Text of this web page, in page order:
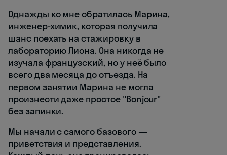
Однажды ко мне обратилась Марина,
инженер-химик, которая получила
шанс поехать на стажировку в
лабораторию Лиона. Она никогда не
изучала французский, но у неё было
всего два месяца до отъезда. На
первом занятии Марина не могла
произнести даже простое "Bonjour"
без запинки.
Мы начали с самого базового —
приветствия и представления.